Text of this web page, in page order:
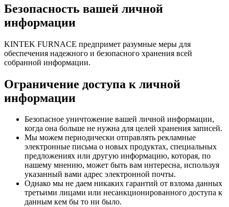
Безопасность вашей личной
информации
KINTEK FURNACE предпримет разумные меры для
обеспечения надежного и безопасного хранения всей
собранной информации.
Ограничение доступа к личной
информации
Безопасное уничтожение вашей личной информации,
когда она больше не нужна для целей хранения записей.
Мы можем периодически отправлять рекламные
электронные письма о новых продуктах, специальных
предложениях или другую информацию, которая, по
нашему мнению, может быть вам интересна, используя
указанный вами адрес электронной почты.
Однако мы не даем никаких гарантий от взлома данных
третьими лицами или несанкционированного доступа к
данным кем бы то ни было.